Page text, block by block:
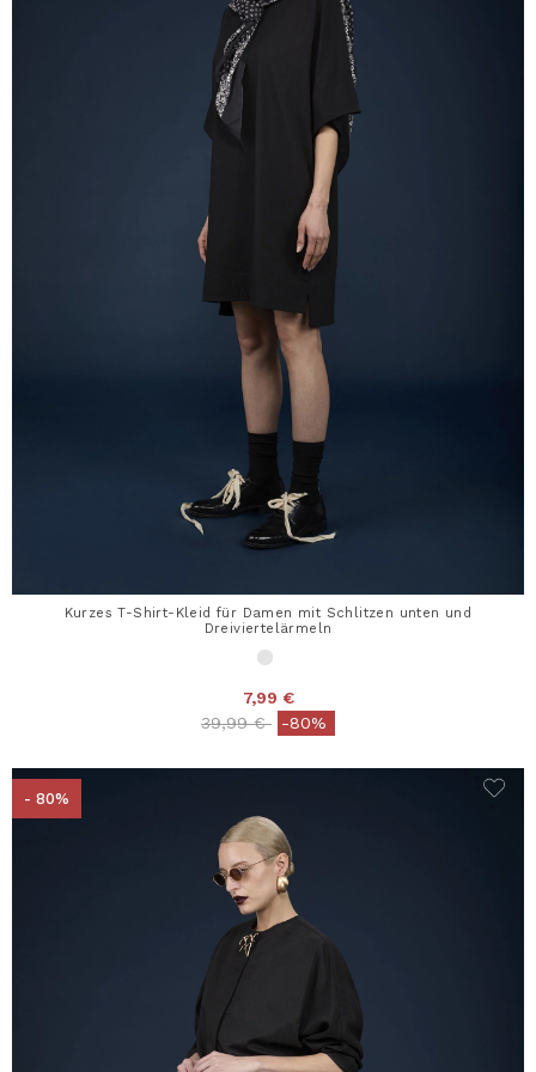
Kurzes T-Shirt-Kleid für Damen mit Schlitzen unten und
Dreiviertelärmeln
7,99 €
Price reduced from
39,99 €to-80%
- 80%